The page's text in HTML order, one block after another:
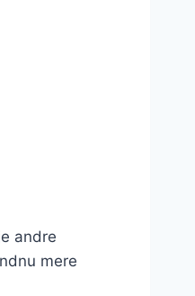
andre
mere